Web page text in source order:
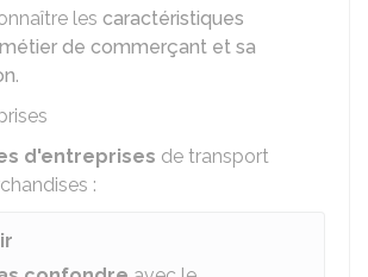
les caractéristiques
de commerçant et sa
.
d'entreprises de transport
: